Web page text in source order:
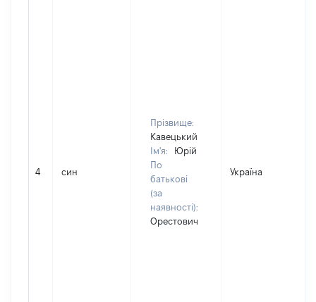
4 син
Прізвище:
Кавецький
Ім'я:
Юрій
По
батькові
(за
наявності):
Орестович
Україна